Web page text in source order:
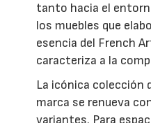
tanto hacia el
los muebles que
esencia del French
caracteriza a la
La icónica colección
marca se renueva